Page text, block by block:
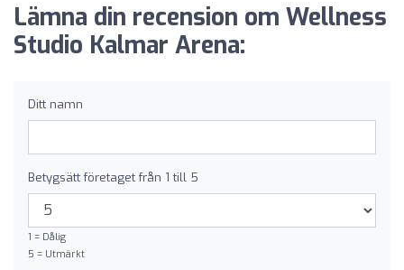
Lämna din recension om Wellness
Studio Kalmar Arena:
Ditt namn
Betygsätt företaget från 1 till 5
1 = Dålig
5 = Utmärkt